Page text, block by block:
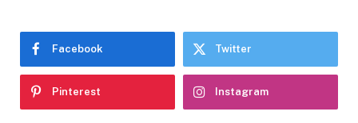
Facebook Twitter
Pinterest Instagram